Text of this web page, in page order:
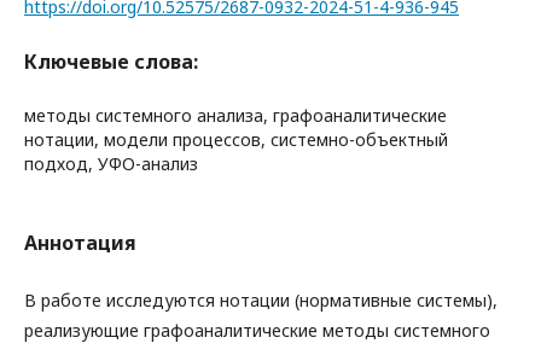
https://doi.org/10.52575/2687-0932-2024-51-4-936-945
Ключевые слова:
методы системного анализа, графоаналитические
нотации, модели процессов, системно-объектный
подход, УФО-анализ
Аннотация
В работе исследуются нотации (нормативные системы),
реализующие графоаналитические методы системного